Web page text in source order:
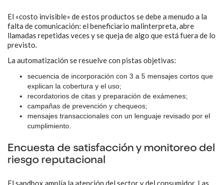
El «costo invisible» de estos productos se debe a menudo a la
falta de comunicación: el beneficiario malinterpreta, abre
llamadas repetidas veces y se queja de algo que está fuera de lo
previsto.
La automatización se resuelve con pistas objetivas:
secuencia de incorporación con 3 a 5 mensajes cortos que
explican la cobertura y el uso;
recordatorios de citas y preparación de exámenes;
campañas de prevención y chequeos;
mensajes transaccionales con un lenguaje revisado por el
cumplimiento.
Encuesta de satisfacción y monitoreo del
riesgo reputacional
El sandbox amplía la atención del sector y del consumidor. Las